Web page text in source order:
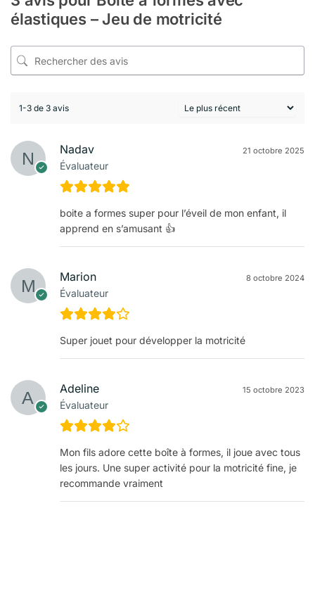
élastiques – Jeu de motricité
1-3 de 3 avis
Nadav
Évaluateur
21 octobre 2025
boite a formes super pour l’éveil de mon enfant, il
apprend en s’amusant 👍
Marion
Évaluateur
8 octobre 2024
Super jouet pour développer la motricité
Adeline
Évaluateur
15 octobre 2023
Mon fils adore cette boîte à formes, il joue avec tous
les jours. Une super activité pour la motricité fine, je
recommande vraiment